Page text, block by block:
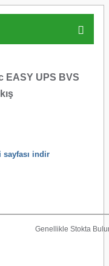
EASY UPS BVS
sayfası indir
Genellikle Stokta